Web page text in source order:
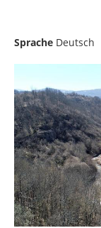
Sprache Deutsch